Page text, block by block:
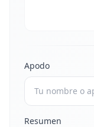
Apodo
Resumen